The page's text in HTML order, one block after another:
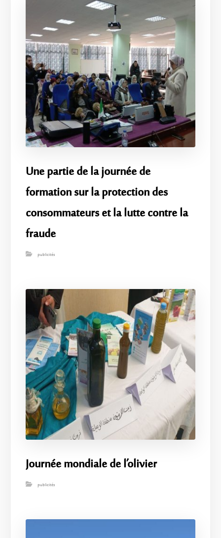
Une partie de la journée de
formation sur la protection des
consommateurs et la lutte contre la
fraude
publicités
Journée mondiale de l’olivier
publicités